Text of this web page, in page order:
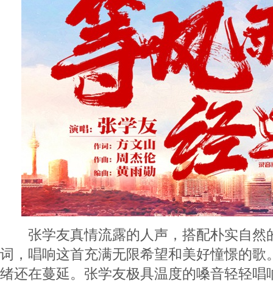
张学友真情流露的人声，搭配朴实自然
词，唱响这首充满无限希望和美好憧憬的歌
绪还在蔓延。张学友极具温度的嗓音轻轻唱